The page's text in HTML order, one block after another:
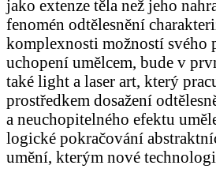
jako extenze těla než jeho
fenomén odtělesnění
komplexnosti možností svého
uchopení umělcem, bude v
také light a laser art, který
prostředkem dosažení
a neuchopitelného efektu
logické pokračování
umění, kterým nové